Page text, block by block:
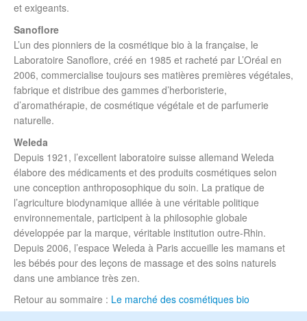
et exigeants.
Sanoflore
L’un des pionniers de la cosmétique bio à la française, le
Laboratoire Sanoflore, créé en 1985 et racheté par L’Oréal en
2006, commercialise toujours ses matières premières végétales,
fabrique et distribue des gammes d’herboristerie,
d’aromathérapie, de cosmétique végétale et de parfumerie
naturelle.
Weleda
Depuis 1921, l’excellent laboratoire suisse allemand Weleda
élabore des médicaments et des produits cosmétiques selon
une conception anthroposophique du soin. La pratique de
l’agriculture biodynamique alliée à une véritable politique
environnementale, participent à la philosophie globale
développée par la marque, véritable institution outre-Rhin.
Depuis 2006, l’espace Weleda à Paris accueille les mamans et
les bébés pour des leçons de massage et des soins naturels
dans une ambiance très zen.
Retour au sommaire : Le marché des cosmétiques bio